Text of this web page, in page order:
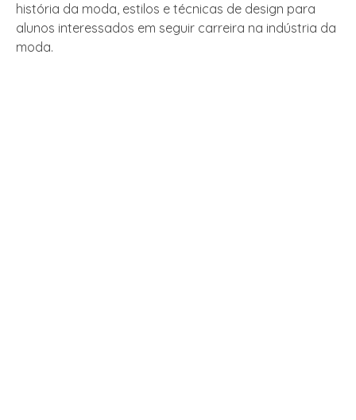
história da moda, estilos e técnicas de design para
alunos interessados em seguir carreira na indústria da
moda.